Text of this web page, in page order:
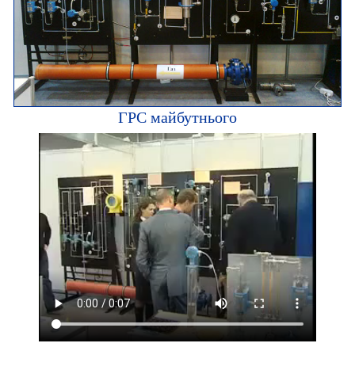
ГРС майбутнього